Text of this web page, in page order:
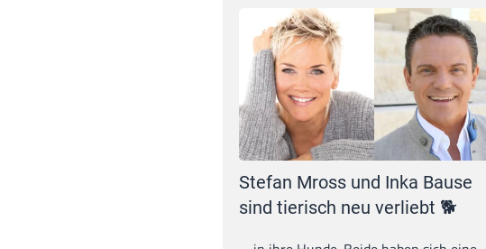
Stefan Mross und Inka Bause
sind tierisch neu verliebt 🐕